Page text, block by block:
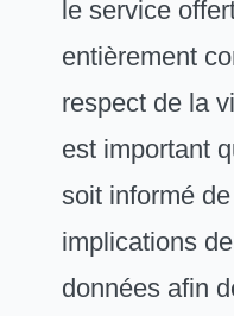
le service
entièrement
respect de la
est important
soit informé
implications
données afin